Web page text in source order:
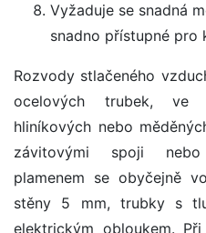
Vyžaduje se snadná
snadno přístupné pro
Rozvody stlačeného
ocelových trubek, ve
hliníkových nebo
závitovými spoji nebo
plamenem se obyčejně
stěny 5 mm, trubky s
elektrickým obloukem.